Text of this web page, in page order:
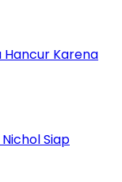
Hancur Karena
Siap